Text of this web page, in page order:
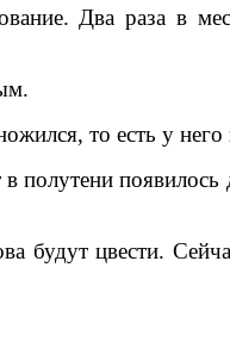
Два раза в
то есть у него
полутени
будут цвести.